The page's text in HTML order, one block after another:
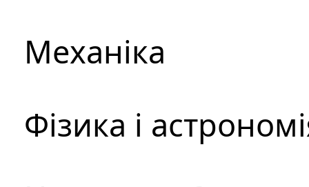
Механіка
Фізика і